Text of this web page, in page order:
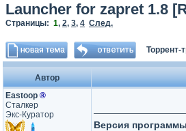
Launcher for zapret 1.8
Страницы: 1, 2, 3, 4 След.
Торрент-
Автор
Eastoop ®
Сталкер
Экс-Куратор
Версия